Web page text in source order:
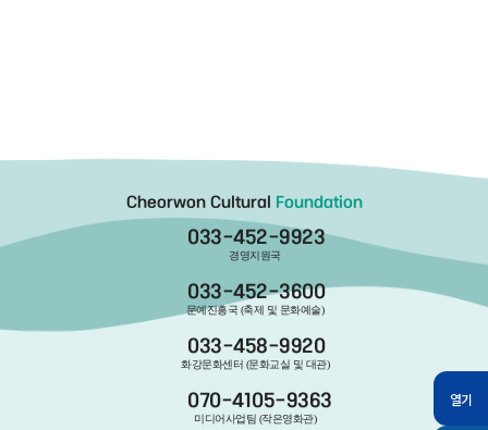
열기
Cheorwon Cultural Foundation
033-452-9923
경영지원국
033-452-3600
문예진흥국 (축제 및 문화예술)
033-458-9920
화강문화센터 (문화교실 및 대관)
070-4105-9363
미디어사업팀 (작은영화관)